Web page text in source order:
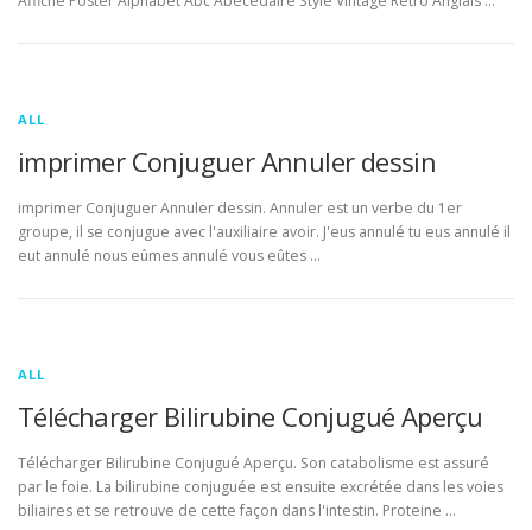
ALL
imprimer Conjuguer Annuler dessin
imprimer Conjuguer Annuler dessin. Annuler est un verbe du 1er
groupe, il se conjugue avec l'auxiliaire avoir. J'eus annulé tu eus annulé il
eut annulé nous eûmes annulé vous eûtes …
ALL
Télécharger Bilirubine Conjugué Aperçu
Télécharger Bilirubine Conjugué Aperçu. Son catabolisme est assuré
par le foie. La bilirubine conjuguée est ensuite excrétée dans les voies
biliaires et se retrouve de cette façon dans l'intestin. Proteine …